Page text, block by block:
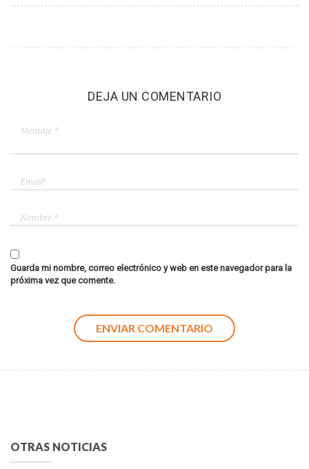
DEJA UN COMENTARIO
Guarda mi nombre, correo electrónico y web en este navegador para la
próxima vez que comente.
OTRAS NOTICIAS